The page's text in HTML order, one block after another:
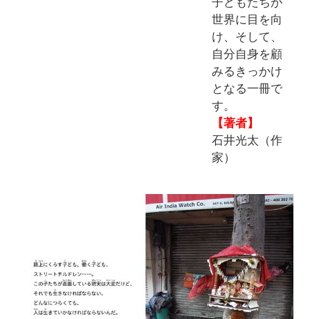
世界に目を向
け、そして、
自分自身を顧
みるきっかけ
となる一冊で
す。
【著者】
石井光太（作
家）